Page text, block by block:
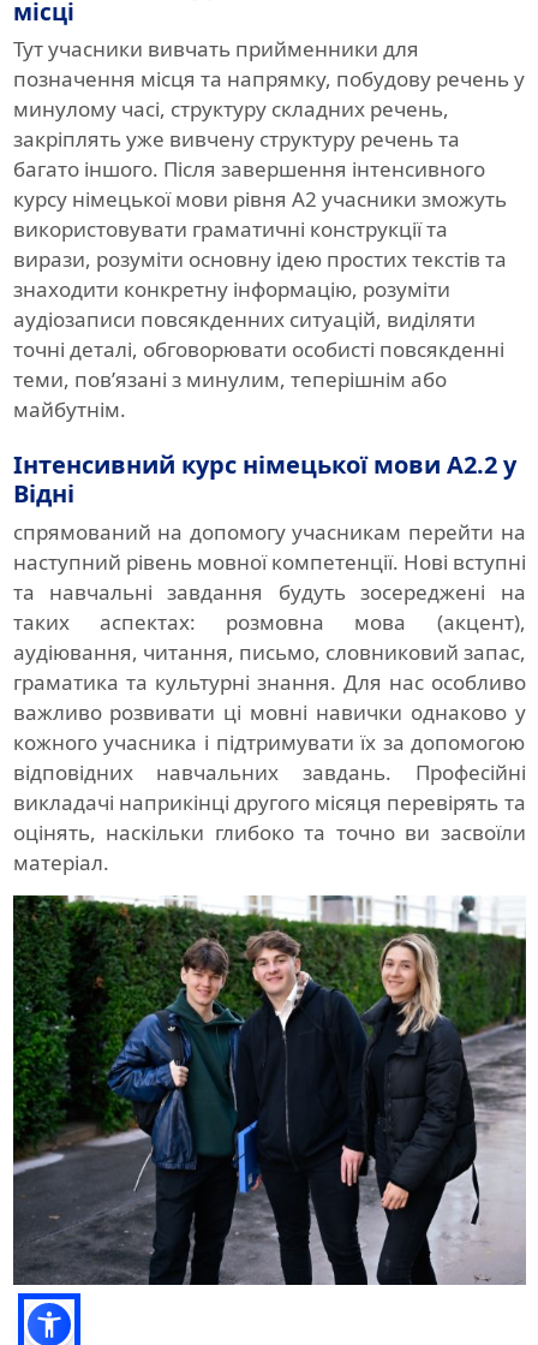
місці
Тут учасники вивчать прийменники для
позначення місця та напрямку, побудову речень у
минулому часі, структуру складних речень,
закріплять уже вивчену структуру речень та
багато іншого. Після завершення інтенсивного
курсу німецької мови рівня A2 учасники зможуть
використовувати граматичні конструкції та
вирази, розуміти основну ідею простих текстів та
знаходити конкретну інформацію, розуміти
аудіозаписи повсякденних ситуацій, виділяти
точні деталі, обговорювати особисті повсякденні
теми, пов’язані з минулим, теперішнім або
майбутнім.
Інтенсивний курс німецької мови A2.2 у
Відні
спрямований на допомогу учасникам перейти на
наступний рівень мовної компетенції. Нові вступні
та навчальні завдання будуть зосереджені на
таких аспектах: розмовна мова (акцент),
аудіювання, читання, письмо, словниковий запас,
граматика та культурні знання. Для нас особливо
важливо розвивати ці мовні навички однаково у
кожного учасника і підтримувати їх за допомогою
відповідних навчальних завдань. Професійні
викладачі наприкінці другого місяця перевірять та
оцінять, наскільки глибоко та точно ви засвоїли
матеріал.